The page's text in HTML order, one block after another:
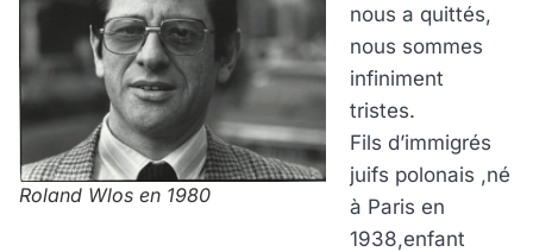
Roland Wlos en 1980
nous a quittés,
nous sommes
infiniment
tristes.
Fils d’immigrés
juifs polonais ,né
à Paris en
1938,enfant